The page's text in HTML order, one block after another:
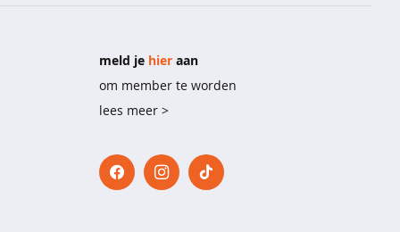
meld je hier aan
om member te worden
lees meer >